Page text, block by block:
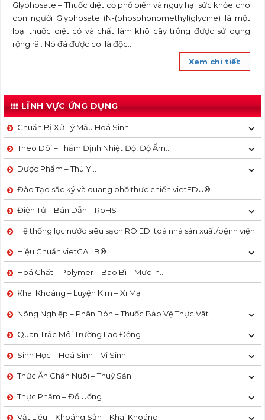
Glyphosate – Thuốc diệt cỏ phổ biến và nguy hại sức khỏe cho
con người Glyphosate (N-(phosphonomethyl)glycine) là một
loại thuốc diệt cỏ và chất làm khô cây trồng được sử dụng
rộng rãi. Nó đã được coi là độc...
Xem chi tiết
LĨNH VỰC ỨNG DỤNG
Chuẩn Bị Xử Lý Mẫu Hoá Sinh
Theo Dõi – Thẩm Định Nhiệt Độ, Độ Ẩm…
Dược Phẩm – Thú Y…
Đào Tạo sắc ký và quang phổ thực chiến vietEDU®
Điện Tử – Bán Dẫn – RoHS
Hệ thống lọc nước siêu sạch RO EDI​​ toà nhà sản xuất/bệnh viện
Hiệu Chuẩn vietCALIB®
Hoá Chất – Polymer – Bao Bì – Mực In…
Khai Khoáng – Luyện Kim – Xi Mạ
Nông Nghiệp – Phân Bón – Thuốc Bảo Vệ Thực Vật
Quan Trắc Môi Trường Lao Động
Sinh Học – Hoá Sinh – Vi Sinh
Thức Ăn Chăn Nuôi – Thuỷ Sản
Thực Phẩm – Đồ Uống
Vật Liệu – Khoáng Sản – Khai Khoáng